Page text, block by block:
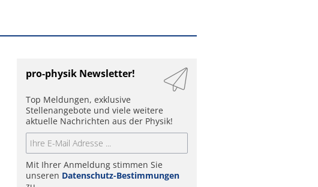
pro-physik Newsletter!
Top Meldungen, exklusive
Stellenangebote und viele weitere
aktuelle Nachrichten aus der Physik!
Mit Ihrer Anmeldung stimmen Sie
unseren Datenschutz-Bestimmungen